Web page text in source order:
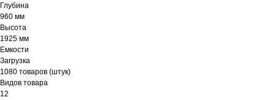
Глубина
960 мм
Высота
1925 мм
Емкости
Загрузка
1080 товаров (штук)
Видов товара
12